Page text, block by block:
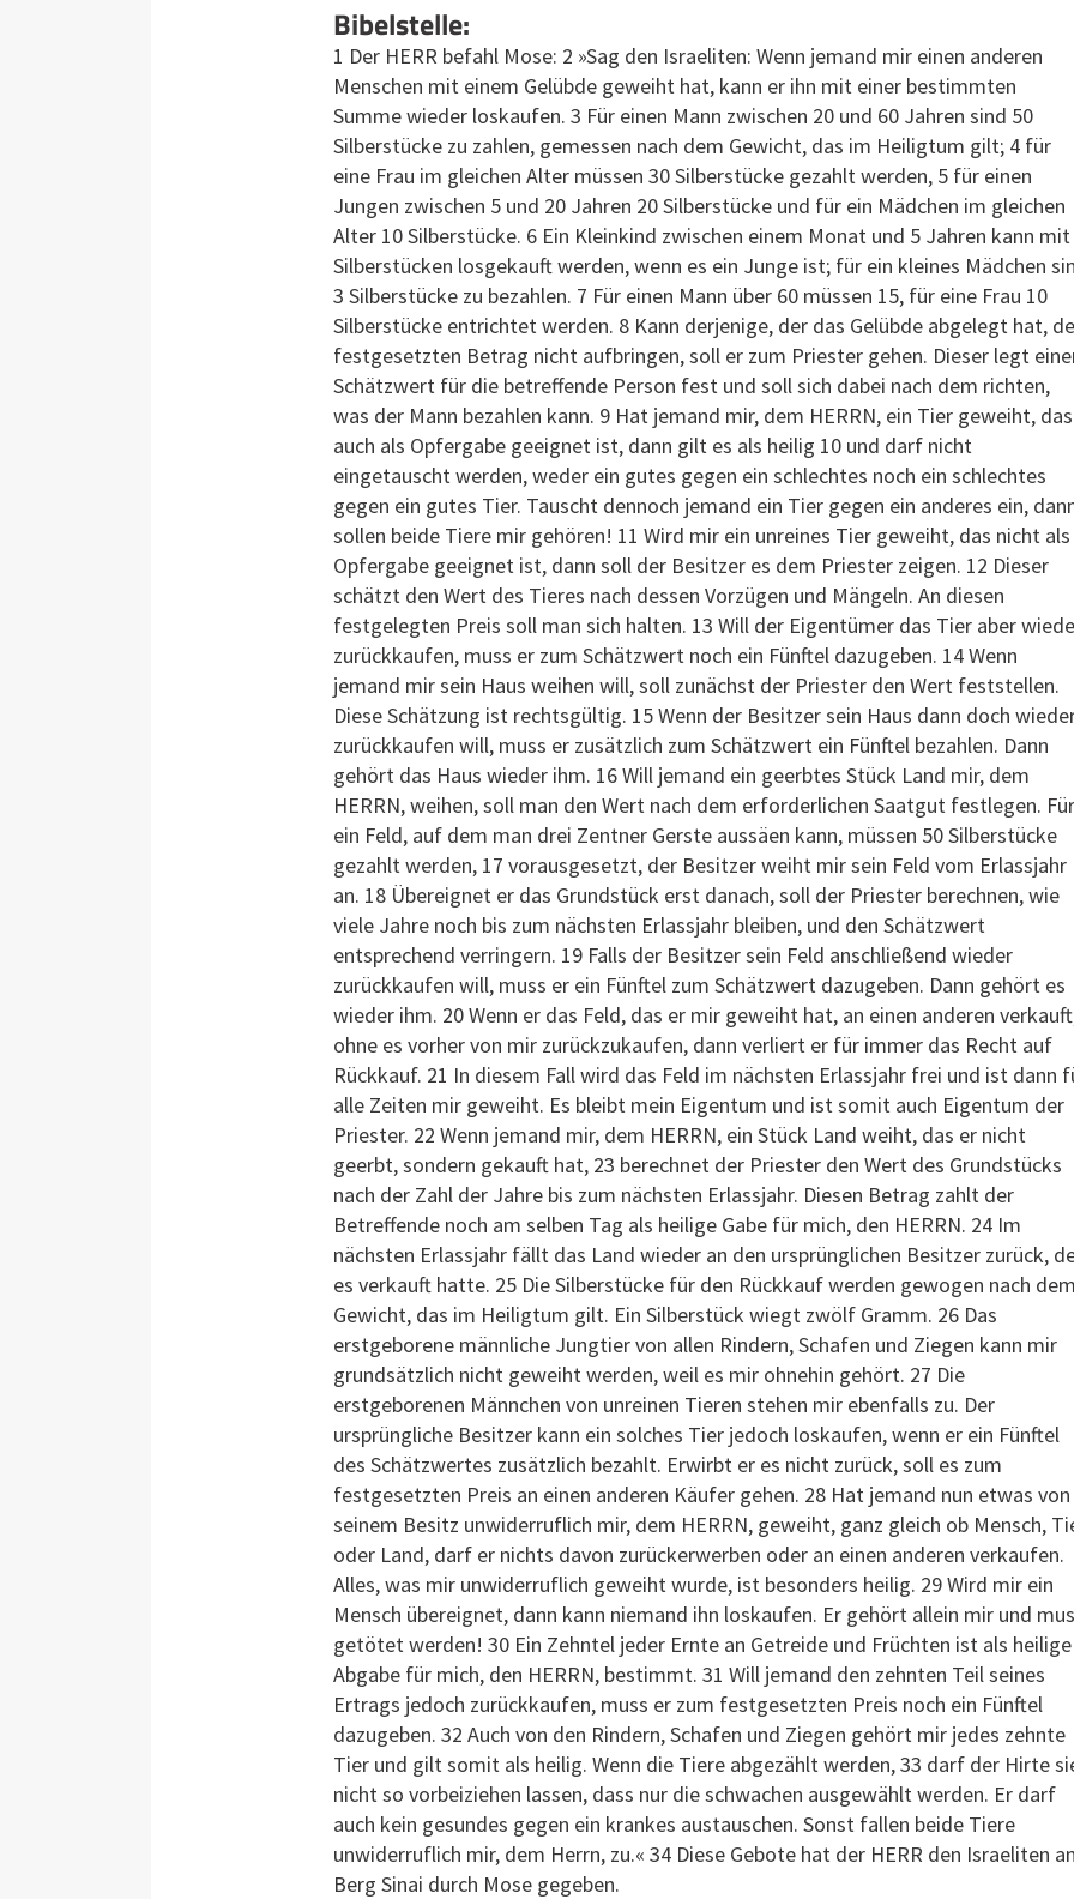
Bibelstelle:
1 Der HERR befahl Mose: 2 »Sag den Israeliten: Wenn jemand mir einen anderen
Menschen mit einem Gelübde geweiht hat, kann er ihn mit einer bestimmten
Summe wieder loskaufen. 3 Für einen Mann zwischen 20 und 60 Jahren sind 50
Silberstücke zu zahlen, gemessen nach dem Gewicht, das im Heiligtum gilt; 4 für
eine Frau im gleichen Alter müssen 30 Silberstücke gezahlt werden, 5 für einen
Jungen zwischen 5 und 20 Jahren 20 Silberstücke und für ein Mädchen im gleichen
Alter 10 Silberstücke. 6 Ein Kleinkind zwischen einem Monat und 5 Jahren kann
Silberstücken losgekauft werden, wenn es ein Junge ist; für ein kleines Mädchen
3 Silberstücke zu bezahlen. 7 Für einen Mann über 60 müssen 15, für eine Frau 10
Silberstücke entrichtet werden. 8 Kann derjenige, der das Gelübde abgelegt hat,
festgesetzten Betrag nicht aufbringen, soll er zum Priester gehen. Dieser legt
Schätzwert für die betreffende Person fest und soll sich dabei nach dem richten,
was der Mann bezahlen kann. 9 Hat jemand mir, dem HERRN, ein Tier geweiht, das
auch als Opfergabe geeignet ist, dann gilt es als heilig 10 und darf nicht
eingetauscht werden, weder ein gutes gegen ein schlechtes noch ein schlechtes
gegen ein gutes Tier. Tauscht dennoch jemand ein Tier gegen ein anderes ein,
sollen beide Tiere mir gehören! 11 Wird mir ein unreines Tier geweiht, das nicht als
Opfergabe geeignet ist, dann soll der Besitzer es dem Priester zeigen. 12 Dieser
schätzt den Wert des Tieres nach dessen Vorzügen und Mängeln. An diesen
festgelegten Preis soll man sich halten. 13 Will der Eigentümer das Tier aber
zurückkaufen, muss er zum Schätzwert noch ein Fünftel dazugeben. 14 Wenn
jemand mir sein Haus weihen will, soll zunächst der Priester den Wert feststellen.
Diese Schätzung ist rechtsgültig. 15 Wenn der Besitzer sein Haus dann doch
zurückkaufen will, muss er zusätzlich zum Schätzwert ein Fünftel bezahlen. Dann
gehört das Haus wieder ihm. 16 Will jemand ein geerbtes Stück Land mir, dem
HERRN, weihen, soll man den Wert nach dem erforderlichen Saatgut festlegen. Für
ein Feld, auf dem man drei Zentner Gerste aussäen kann, müssen 50 Silberstücke
gezahlt werden, 17 vorausgesetzt, der Besitzer weiht mir sein Feld vom Erlassjahr
an. 18 Übereignet er das Grundstück erst danach, soll der Priester berechnen, wie
viele Jahre noch bis zum nächsten Erlassjahr bleiben, und den Schätzwert
entsprechend verringern. 19 Falls der Besitzer sein Feld anschließend wieder
zurückkaufen will, muss er ein Fünftel zum Schätzwert dazugeben. Dann gehört es
wieder ihm. 20 Wenn er das Feld, das er mir geweiht hat, an einen anderen
ohne es vorher von mir zurückzukaufen, dann verliert er für immer das Recht auf
Rückkauf. 21 In diesem Fall wird das Feld im nächsten Erlassjahr frei und ist dann
alle Zeiten mir geweiht. Es bleibt mein Eigentum und ist somit auch Eigentum der
Priester. 22 Wenn jemand mir, dem HERRN, ein Stück Land weiht, das er nicht
geerbt, sondern gekauft hat, 23 berechnet der Priester den Wert des Grundstücks
nach der Zahl der Jahre bis zum nächsten Erlassjahr. Diesen Betrag zahlt der
Betreffende noch am selben Tag als heilige Gabe für mich, den HERRN. 24 Im
nächsten Erlassjahr fällt das Land wieder an den ursprünglichen Besitzer zurück,
es verkauft hatte. 25 Die Silberstücke für den Rückkauf werden gewogen nach dem
Gewicht, das im Heiligtum gilt. Ein Silberstück wiegt zwölf Gramm. 26 Das
erstgeborene männliche Jungtier von allen Rindern, Schafen und Ziegen kann mir
grundsätzlich nicht geweiht werden, weil es mir ohnehin gehört. 27 Die
erstgeborenen Männchen von unreinen Tieren stehen mir ebenfalls zu. Der
ursprüngliche Besitzer kann ein solches Tier jedoch loskaufen, wenn er ein Fünftel
des Schätzwertes zusätzlich bezahlt. Erwirbt er es nicht zurück, soll es zum
festgesetzten Preis an einen anderen Käufer gehen. 28 Hat jemand nun etwas von
seinem Besitz unwiderruflich mir, dem HERRN, geweiht, ganz gleich ob Mensch,
oder Land, darf er nichts davon zurückerwerben oder an einen anderen verkaufen.
Alles, was mir unwiderruflich geweiht wurde, ist besonders heilig. 29 Wird mir ein
Mensch übereignet, dann kann niemand ihn loskaufen. Er gehört allein mir und
getötet werden! 30 Ein Zehntel jeder Ernte an Getreide und Früchten ist als heilige
Abgabe für mich, den HERRN, bestimmt. 31 Will jemand den zehnten Teil seines
Ertrags jedoch zurückkaufen, muss er zum festgesetzten Preis noch ein Fünftel
dazugeben. 32 Auch von den Rindern, Schafen und Ziegen gehört mir jedes zehnte
Tier und gilt somit als heilig. Wenn die Tiere abgezählt werden, 33 darf der Hirte
nicht so vorbeiziehen lassen, dass nur die schwachen ausgewählt werden. Er darf
auch kein gesundes gegen ein krankes austauschen. Sonst fallen beide Tiere
unwiderruflich mir, dem Herrn, zu.« 34 Diese Gebote hat der HERR den Israeliten
Berg Sinai durch Mose gegeben.